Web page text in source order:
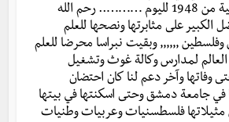
الحوحل سيرتي الذاتية من 1948 لليوم ……….. رحم الله
الكبير على مثابرتها ونصحها للعلم
,,,,,, وبقيت نبراسا محرضا للعلم
لمدارس وكالة غوث وتشغيل
وفاتها وآخر دعم لنا كان احتضان
في جامعة دمشق وحتى اسكنتها في بيتها
مثيلاتها فلسطسنيات وعربيات وطنيات